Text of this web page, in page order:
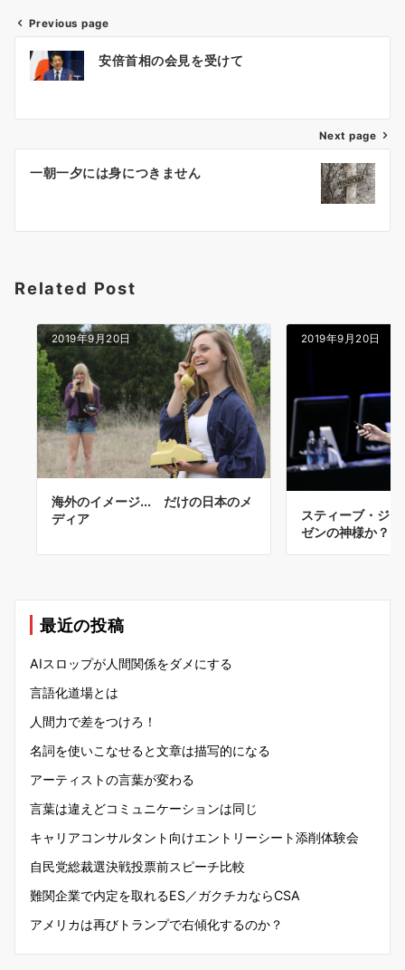
ビ
ン
Previous page
安倍首相の会見を受けて
Next page
一朝一夕には身につきません
Related Post
2019年9月20日
海外のイメージ... だけの日本のメ
ディア
2019年9月20日
スティーブ・ジ
ゼンの神様か？？
最近の投稿
AIスロップが人間関係をダメにする
言語化道場とは
人間力で差をつけろ！
名詞を使いこなせると文章は描写的になる
アーティストの言葉が変わる
言葉は違えどコミュニケーションは同じ
キャリアコンサルタント向けエントリーシート添削体験会
自民党総裁選決戦投票前スピーチ比較
難関企業で内定を取れるES／ガクチカならCSA
アメリカは再びトランプで右傾化するのか？